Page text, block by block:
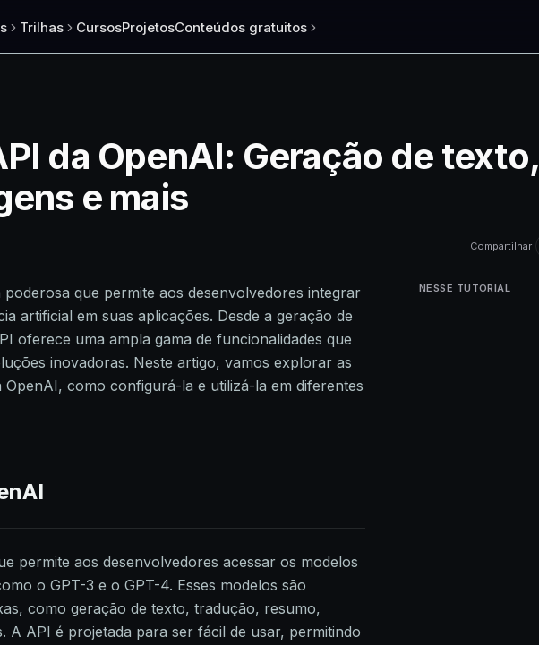
Trilhas CursosProjetosConteúdos gratuitos
da OpenAI: Geração de texto,
e mais
Compartilhar
que permite aos desenvolvedores integrar
artificial em suas aplicações. Desde a geração de
oferece uma ampla gama de funcionalidades que
inovadoras. Neste artigo, vamos explorar as
OpenAI, como configurá-la e utilizá-la em diferentes
permite aos desenvolvedores acessar os modelos
o GPT-3 e o GPT-4. Esses modelos são
como geração de texto, tradução, resumo,
A API é projetada para ser fácil de usar, permitindo
NESSE TUTORIAL